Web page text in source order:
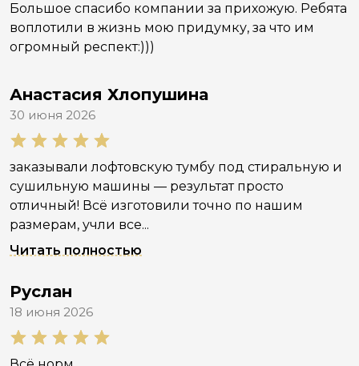
Большое спасибо компании за прихожую. Ребята
воплотили в жизнь мою придумку, за что им
огромный респект:)))
Анастасия Хлопушина
30 июня 2026
заказывали лофтовскую тумбу под стиральную и
сушильную машины — результат просто
отличный! Всё изготовили точно по нашим
размерам, учли все...
Читать полностью
Руслан
18 июня 2026